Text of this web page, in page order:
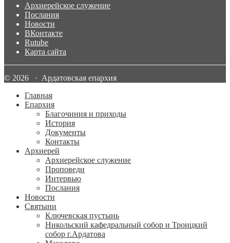
Архиерейское служение
Послания
Новости
ВКонтакте
Rutube
Карта сайта
© 2026 · Ардатовская епархия
Главная
Епархия
Благочиния и приходы
История
Документы
Контакты
Архиерей
Архиерейское служение
Проповеди
Интервью
Послания
Новости
Святыни
Ключевская пустынь
Никольский кафедральный собор и Троицкий
собор г.Ардатова